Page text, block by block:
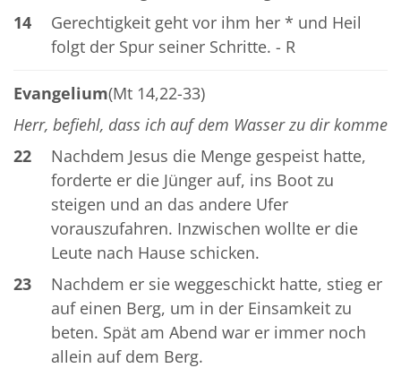
14
Gerechtigkeit geht vor ihm her * und Heil
folgt der Spur seiner Schritte. - R
Evangelium(Mt 14,22-33)
Herr, befiehl, dass ich auf dem Wasser zu dir komme
22
Nachdem Jesus die Menge gespeist hatte,
forderte er die Jünger auf, ins Boot zu
steigen und an das andere Ufer
vorauszufahren. Inzwischen wollte er die
Leute nach Hause schicken.
23
Nachdem er sie weggeschickt hatte, stieg er
auf einen Berg, um in der Einsamkeit zu
beten. Spät am Abend war er immer noch
allein auf dem Berg.